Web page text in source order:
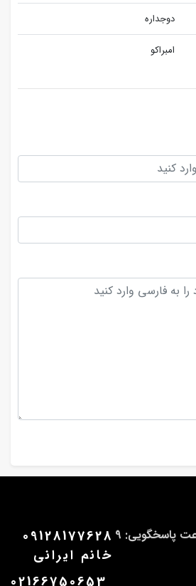
دوجداره
امبراکو
کارشناس فروش: ساعت پاسخگویی: 9 09128177628
خانم ایرانی
02166750653